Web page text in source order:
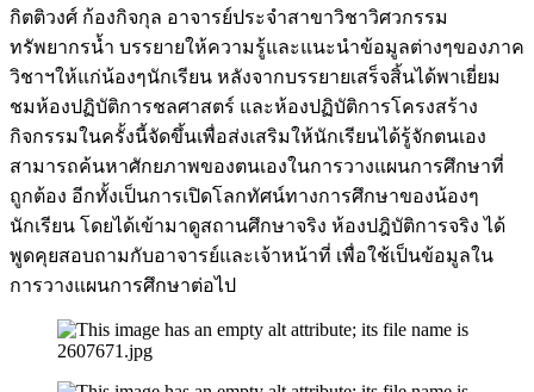
กิตติวงศ์ ก้องกิจกุล อาจารย์ประจำสาขาวิชาวิศวกรรม
ทรัพยากรน้ำ บรรยายให้ความรู้และแนะนำข้อมูลต่างๆของภาค
วิชาฯให้แก่น้องๆนักเรียน หลังจากบรรยายเสร็จสิ้นได้พาเยี่ยม
ชมห้องปฏิบัติการชลศาสตร์ และห้องปฏิบัติการโครงสร้าง
กิจกรรมในครั้งนี้จัดขึ้นเพื่อส่งเสริมให้นักเรียนได้รู้จักตนเอง
สามารถค้นหาศักยภาพของตนเองในการวางแผนการศึกษาที่
ถูกต้อง อีกทั้งเป็นการเปิดโลกทัศน์ทางการศึกษาของน้องๆ
นักเรียน โดยได้เข้ามาดูสถานศึกษาจริง ห้องปฎิบัติการจริง ได้
พูดคุยสอบถามกับอาจารย์และเจ้าหน้าที่ เพื่อใช้เป็นข้อมูลใน
การวางแผนการศึกษาต่อไป